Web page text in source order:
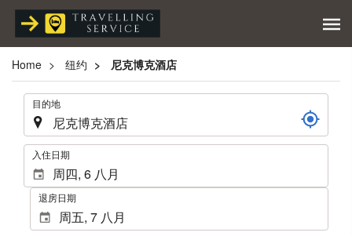
Home 纽约 尼克博克酒店
. 目的地
. 入住日期
退房日期